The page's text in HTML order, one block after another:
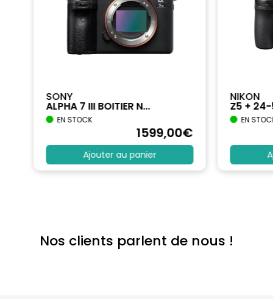
SONY
ALPHA 7 III BOITIER N...
EN STOCK
1599,00€
Ajouter au panier
NIKON
Z5 +
EN
Nos clients parlent de nous !